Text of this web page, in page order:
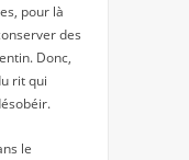
pour là
des
Donc,
rit qui
le